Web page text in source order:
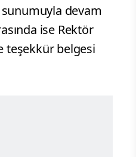
sunumuyla devam
ise Rektör
teşekkür belgesi